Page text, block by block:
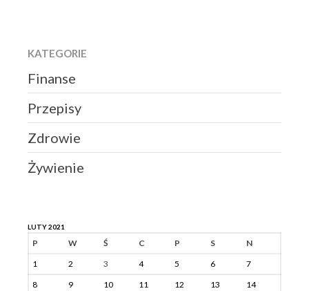
KATEGORIE
Finanse
Przepisy
Zdrowie
Żywienie
LUTY 2021
P W Ś C P S
N
1
2 3 4 5 6
7
8
9 10 11 12 13
14